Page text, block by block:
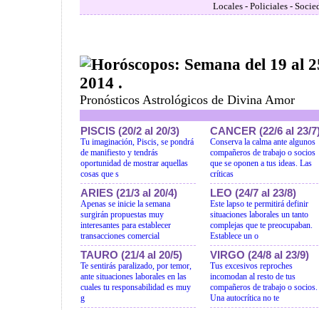
Locales - Policiales -
Horóscopos: Semana del 19 al
2014 .
Pronósticos Astrológicos de Divina Amor
PISCIS (20/2 al 20/3)
Tu imaginación, Piscis, se pondrá
de manifiesto y tendrás
oportunidad de mostrar aquellas
cosas que s
ARIES (21/3 al 20/4)
Apenas se inicie la semana
surgirán propuestas muy
interesantes para establecer
transacciones comercial
TAURO (21/4 al 20/5)
Te sentirás paralizado, por temor,
ante situaciones laborales en las
cuales tu responsabilidad es muy
g
CANCER (22/6 al 23/
Conserva la calma ante algunos
compañeros de trabajo o socios
que se oponen a tus ideas. Las
críticas
LEO (24/7 al 23/8)
Este lapso te permitirá definir
situaciones laborales un tanto
complejas que te preocupaban.
Establece un o
VIRGO (24/8 al 23/9)
Tus excesivos reproches
incomodan al resto de tus
compañeros de trabajo o socios.
Una autocrítica no te